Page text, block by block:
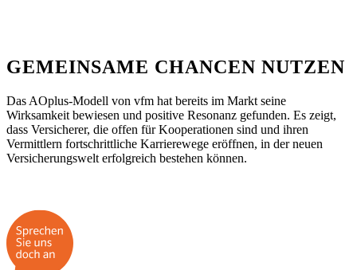
GEMEINSAME CHANCEN NUTZEN
Das AOplus-Modell von vfm hat bereits im Markt seine
Wirksamkeit bewiesen und positive Resonanz gefunden. Es zeigt,
dass Versicherer, die offen für Kooperationen sind und ihren
Vermittlern fortschrittliche Karrierewege eröffnen, in der neuen
Versicherungswelt erfolgreich bestehen können.